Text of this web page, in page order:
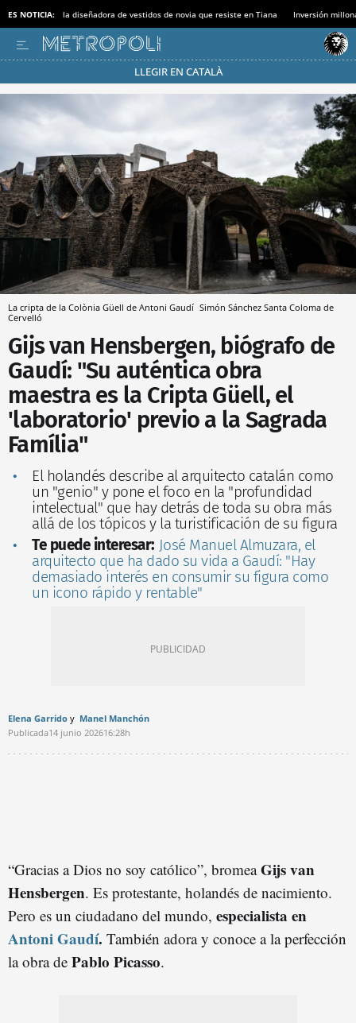
ES NOTICIA: la diseñadora de vestidos de novia que resiste en Tiana Inversión
LLEGIR EN CATALÀ
Pásate al MODO AHORRO
La cripta de la Colònia Güell de Antoni Gaudí Simón Sánchez Santa Coloma de
Cervelló
Gijs van Hensbergen, biógrafo de
Gaudí: "Su auténtica obra
maestra es la Cripta Güell, el
'laboratorio' previo a la Sagrada
Família"
El holandés describe al arquitecto catalán como
un "genio" y pone el foco en la "profundidad
intelectual" que hay detrás de toda su obra más
allá de los tópicos y la turistificación de su figura
Te puede interesar: José Manuel Almuzara, el
arquitecto que ha dado su vida a Gaudí: "Hay
demasiado interés en consumir su figura como
un icono rápido y rentable"
Elena Garrido
Manel Manchón
Publicada14 junio 202616:28h
“Gracias a Dios no soy católico”, bromeaGijs van
Hensbergen. Es protestante, holandés de nacimiento.
Pero es un ciudadano del mundo, especialista en
Antoni Gaudí. También adora y conoce a la perfección
la obra de Pablo Picasso.